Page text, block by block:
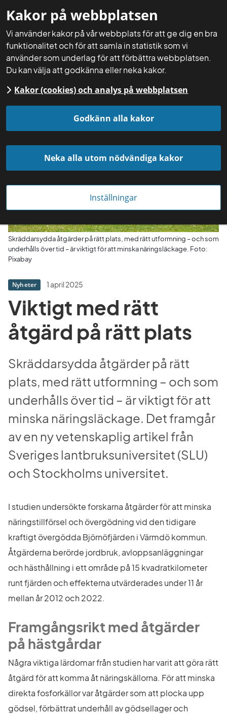
Kakor på webbplatsen
Vi använder kakor på vår webbplats för att ge dig en bra
funktionalitet och för att samla in statistik som vi
använder som underlag för att förbättra webbplatsen.
Du kan välja att godkänna eller neka kakor.
Kakor (cookies) och analys på webbplatsen
Godkänn alla kakor
Neka alla utom nödvändiga kakor
Inställningar
Mina sidor
Startsida Aktuellt Nyheter
Skräddarsydda åtgärder på rätt plats, med rätt utformning ­– och som
underhålls över tid ­– är viktigt för att minska näringsläckage. Foto:
Pixabay
Nyheter 1 april 2025
Viktigt med rätt
åtgärd på rätt plats
Skräddarsydda åtgärder på rätt
plats, med rätt utformning ­– och som
underhålls över tid ­– är viktigt för att
minska näringsläckage. Det framgår
av en ny vetenskaplig artikel från
Sveriges lantbruksuniversitet (SLU)
och Stockholms universitet.
I studien undersökte forskarna åtgärder för att minska
näringstillförsel och övergödning vid den tidigare
kraftigt övergödda Björnöfjärden i Värmdö kommun.
Åtgärderna berörde jordbruk, avloppsanläggningar
och hästhållning i ett område på 15 kvadratkilometer
runt fjärden och effekterna utvärderades under 11 år
mellan år 2012 och 2022.
Framgångsrikt med åtgärder
på hästgårdar
Några viktiga lärdomar från studien har varit att göra rätt
åtgärd för att komma åt näringskällorna. För att minska
direkta fosforkällor var åtgärder som att plocka upp
gödsel, förbättrat underhåll av gödsellager och